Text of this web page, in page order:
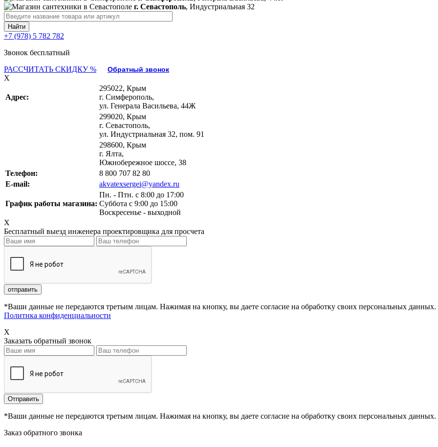
г. Севастополь, Индустриальная 32
+7 (978) 5 782 782
Звонок бесплатный
РАССЧИТАТЬ СКИДКУ %
Обратный звонок
X
Адрес:
295022, Крым
г. Симферополь,
ул. Генерала Васильева, 44Ж
299020, Крым
г. Севастополь,
ул. Индустриальная 32, пом. 91
298600, Крым
г. Ялта,
Южнобережное шоссе, 38
Телефон:
8 800 707 82 80
E-mail:
akvatexsergei@yandex.ru
График работы магазина:
Пн. - Птн. с 8:00 до 17:00
Суббота с 9:00 до 15:00
Воскресенье - выходной
X
Бесплатный выезд инженера проектировщика для просчета
*Ваши данные не передаются третьим лицам. Нажимая на кнопку, вы даете согласие на обработку своих персональных данных.
Политика конфиденциальности
X
Заказать обратный звонок
*Ваши данные не передаются третьим лицам. Нажимая на кнопку, вы даете согласие на обработку своих персональных данных.
Заказ обратного звонка